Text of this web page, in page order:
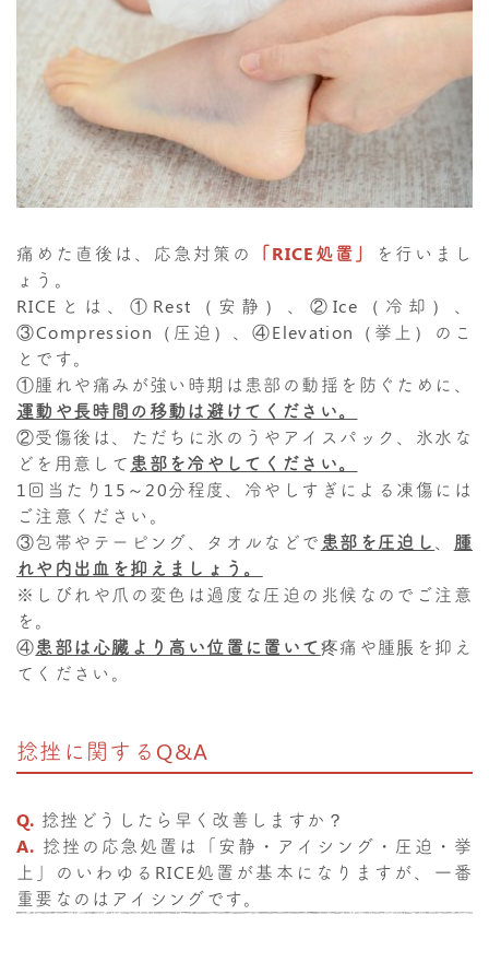
痛めた直後は、応急対策の 「RICE処置」
を行いまし
ょう。
RICEとは、①Rest（安静）、②Ice（冷却）、
③Compression（圧迫）、④Elevation（挙上）のこ
とです。
①腫れや痛みが強い時期は患部の動揺を防ぐために、
運動や長時間の移動は避けてください。
②受傷後は、ただちに氷のうやアイスパック、氷水な
どを用意して患部を冷やしてください。
1回当たり15～20分程度、冷やしすぎによる凍傷には
ご注意ください。
③包帯やテーピング、タオルなどで患部を圧迫し、 腫
れや内出血を抑えましょう。
※しびれや爪の変色は過度な圧迫の兆候なのでご注意
を。
④患部は心臓より高い位置に置いて疼痛や腫脹を抑え
てください。
捻挫に関するQ&A
Q. 捻挫どうしたら早く改善しますか？
A. 捻挫の応急処置は「安静・アイシング・圧迫・挙
上」のいわゆるRICE処置が基本になりますが、一番
重要なのはアイシングです。